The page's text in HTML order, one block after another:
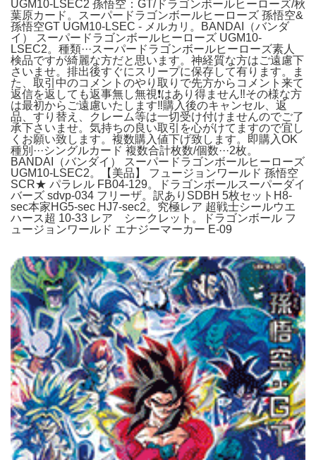
UGM10-LSEC2 孫悟空：GT/ドラゴンボールヒーローズ/秋
葉原カード。スーパードラゴンボールヒーローズ 孫悟空&
孫悟空GT UGM10-LSEC - メルカリ。BANDAI（バンダ
イ） スーパードラゴンボールヒーローズ UGM10-
LSEC2。種類···スーパードラゴンボールヒーローズ素人
検品ですが綺麗な方だと思います。神経質な方はご遠慮下
さいませ。排出後すぐにスリープに保存して有ります。ま
た、取引中のコメントのやり取りで先方からコメント来て
返信を返しても返事無し無視❗️はあり得ません‼️その様な方
は最初からご遠慮いたします‼️購入後のキャンセル、返
品、すり替え、クレーム等は一切受け付けませんのでご了
承下さいませ。気持ちの良い取引を心がけてますので宜し
くお願い致します。複数購入値下げ致します。即購入OK
種別···シングルカード 複数合計枚数/個数···2枚。
BANDAI（バンダイ） スーパードラゴンボールヒーローズ
UGM10-LSEC2。​【美品】 フュージョンワールド 孫悟空
SCR★ パラレル FB04-129。ドラゴンボールスーパーダイ
バーズ sdvp-034 フリーザ。訳ありSDBH 5枚セットH8-
sec本家HG5-sec HJ7-sec2。究極レア 超戦士シールウエ
ハース超 10-33 レア シークレット。ドラゴンボール フ
ュージョンワールド エナジーマーカー E-09